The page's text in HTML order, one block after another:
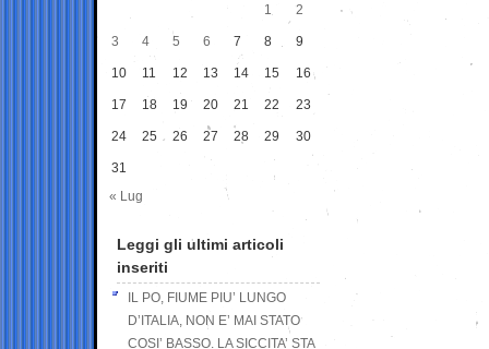
1
2
3 4 5 6 7 8 9
10 11 12 13 14 15 16
17 18 19 20 21 22 23
24 25 26 27 28 29 30
31
« Lug
Leggi gli ultimi articoli
inseriti
IL PO, FIUME PIU’ LUNGO
D’ITALIA, NON E’ MAI STATO
COSI’ BASSO. LA SICCITA’ STA